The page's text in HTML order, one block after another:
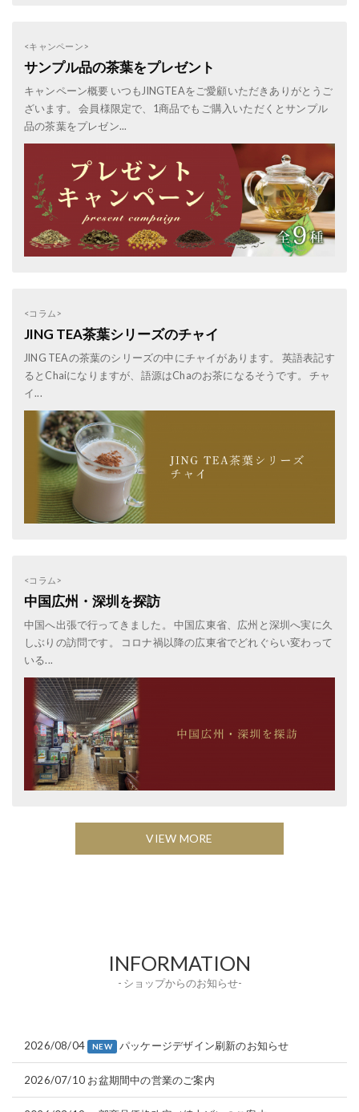
<キャンペーン>
サンプル品の茶葉をプレゼント
キャンペーン概要 いつもJINGTEAをご愛顧いただきありがとうご
ざいます。 会員様限定で、1商品でもご購入いただくとサンプル
品の茶葉をプレゼン...
<コラム>
JING TEA茶葉シリーズのチャイ
JING TEAの茶葉のシリーズの中にチャイがあります。 英語表記す
るとChaiになりますが、語源はChaのお茶になるそうです。 チャ
イ...
<コラム>
中国広州・深圳を探訪
中国へ出張で行ってきました。 中国広東省、広州と深圳へ実に久
しぶりの訪問です。 コロナ禍以降の広東省でどれぐらい変わって
いる...
VIEW MORE
INFORMATION
- ショップからのお知らせ-
2026/08/04 NEW パッケージデザイン刷新のお知らせ
2026/07/10 お盆期間中の営業のご案内